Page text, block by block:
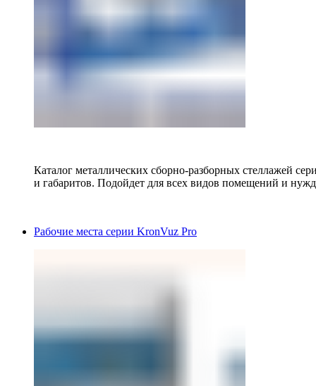
Каталог металлических сборно-разборных стеллажей
и габаритов. Подойдет для всех видов помещений и
Рабочие места серии KronVuz Pro